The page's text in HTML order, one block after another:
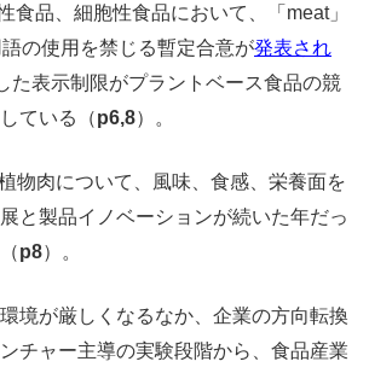
食品、細胞性食品において、「meat」
の使用を禁じる暫定合意が発表され
た表示制限がプラントベース食品の競
ている（p6,8）。
物肉について、風味、食感、栄養面を
と製品イノベーションが続いた年だっ
p8）。
境が厳しくなるなか、企業の方向転換
チャー主導の実験段階から、食品産業